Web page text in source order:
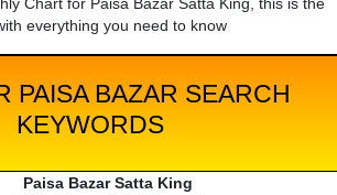
Chart for Paisa Bazar Satta King, this is the
everything you need to know
PAISA BAZAR SEARCH
KEYWORDS
Paisa Bazar Satta King